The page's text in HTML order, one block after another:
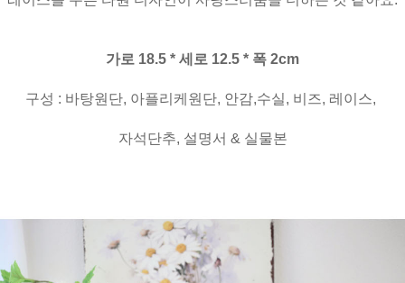
가로 18.5 * 세로 12.5 * 폭 2cm
구성 : 바탕원단, 아플리케원단, 안감,수실, 비즈, 레이스,
자석단추, 설명서 & 실물본